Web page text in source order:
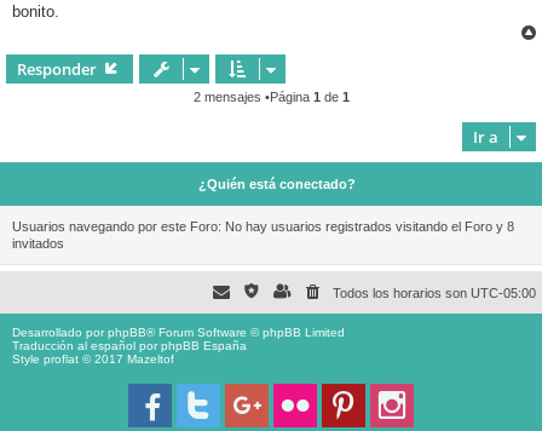
e
bonito.
Responder
2 mensajes •Página 1 de 1
Ir a
¿Quién está conectado?
Usuarios navegando por este Foro: No hay usuarios registrados visitando el Foro y 8
invitados
Todos los horarios son UTC-05:00
Desarrollado porphpBB® Forum Software © phpBB Limited
Traducción al español porphpBB España
Style proflat © 2017 Mazeltof